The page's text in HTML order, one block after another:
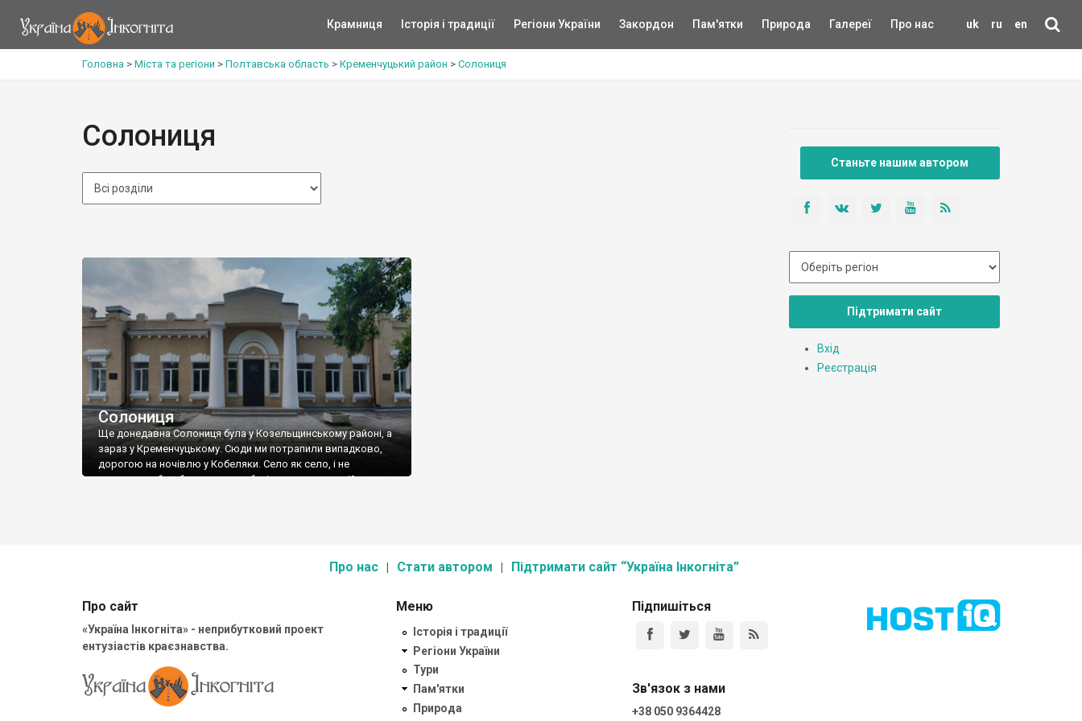
uk ru en
Крамниця Історія і традиції Регіони України Закордон Пам'ятки Природа Галереї Про нас
Головна > Міста та регіони > Полтавська область > Кременчуцький район > Солониця
Солониця
Солониця
Ще донедавна Солониця була у Козельщинському районі, а
зараз у Кременчуцькому. Сюди ми потрапили випадково,
дорогою на ночівлю у Кобеляки. Село як село, і не
зупинялися б, якби не красива будівля школи, в якій ми
Станьте нашим автором
Підтримати сайт
Вхід
Реєстрація
Про нас Стати автором Підтримати сайт “Україна Інкогніта”
Про сайт
«Україна Інкогніта» - неприбутковий проект
ентузіастів краєзнавства.
Меню
Історія і традиції
Регіони України
Тури
Пам'ятки
Природа
Підпишіться
Зв'язок з нами
+38 050 9364428